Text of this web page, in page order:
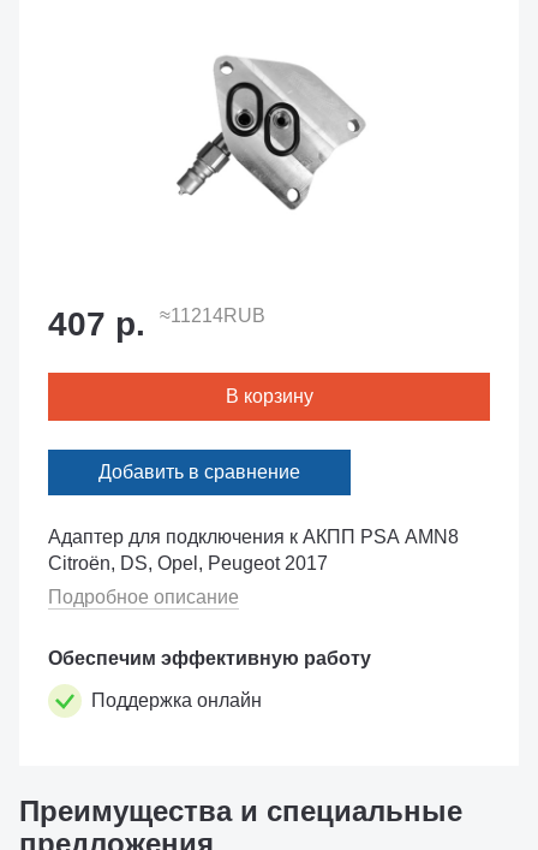
Адаптер для подключения к АКПП PSA AMN8
Citroën, DS, Opel, Peugeot 2017
Подробное описание
Обеспечим эффективную работу
Поддержка онлайн
407 р. ≈11214RUB
В корзину
Добавить в сравнение
Преимущества и специальные
предложения